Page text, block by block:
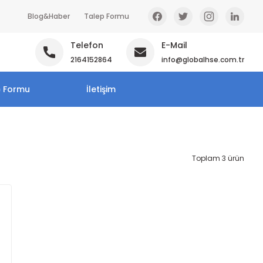
Blog&Haber Talep Formu
Telefon
2164152864
E-Mail
info@globalhse.com.tr
Formu İletişim
Toplam 3 ürün